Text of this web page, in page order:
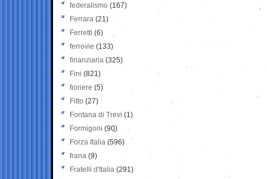
federalismo (167)
Ferrara (21)
Ferretti (6)
ferrovie (133)
finanziaria (325)
Fini (821)
fioriere (5)
Fitto (27)
Fontana di Trevi (1)
Formigoni (90)
Forza Italia (596)
frana (9)
Fratelli d'Italia (291)